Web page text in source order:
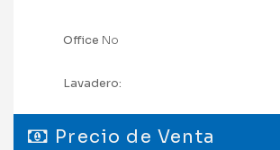
Office No
Lavadero:
Precio de Venta